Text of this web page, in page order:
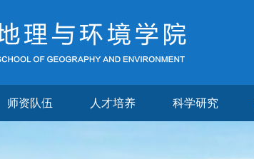
师资队伍 人才培养 科学研究